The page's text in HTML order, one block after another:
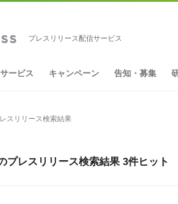
プレスリリース配信サービス
サービス キャンペーン 告知・募集
スリリース検索結果
プレスリリース検索結果 3件ヒット